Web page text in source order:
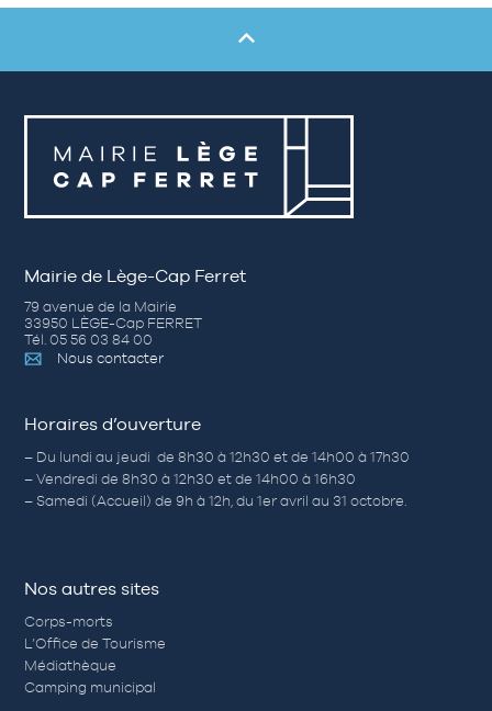
Mairie de Lège-Cap Ferret
79 avenue de la Mairie
33950 LÈGE-Cap FERRET
Tél. 05 56 03 84 00
Nous contacter
Horaires d’ouverture
– Du lundi au jeudi de 8h30 à 12h30 et de 14h00 à 17h30
– Vendredi de 8h30 à 12h30 et de 14h00 à 16h30
– Samedi (Accueil) de 9h à 12h, du 1er avril au 31 octobre.
Nos autres sites
Corps-morts
L’Office de Tourisme
Médiathèque
Camping municipal